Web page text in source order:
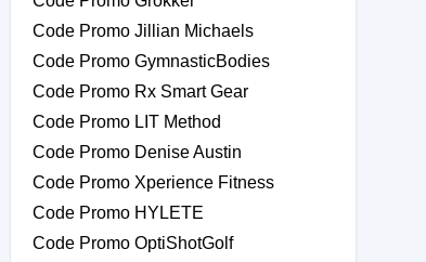
Code Promo Jillian Michaels
Code Promo GymnasticBodies
Code Promo Rx Smart Gear
Code Promo LIT Method
Code Promo Denise Austin
Code Promo Xperience Fitness
Code Promo HYLETE
Code Promo OptiShotGolf